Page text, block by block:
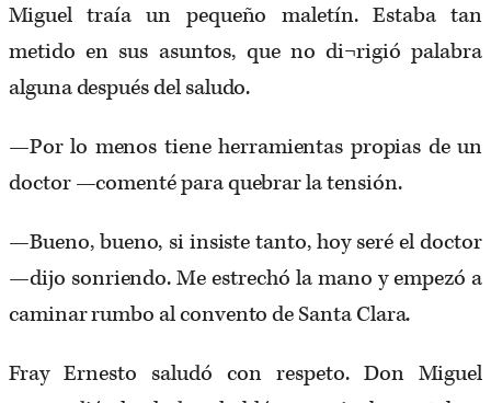
Miguel traía un pequeño maletín. Estaba tan
metido en sus asuntos, que no di¬rigió palabra
alguna después del saludo.
—Por lo menos tiene herramientas propias de un
doctor —comenté para quebrar la tensión.
—Bueno, bueno, si insiste tanto, hoy seré el doctor
—dijo sonriendo. Me estrechó la mano y empezó a
caminar rumbo al convento de Santa Clara.
Fray Ernesto saludó con respeto. Don Miguel